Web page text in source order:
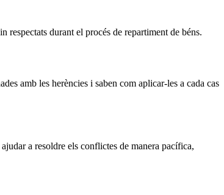
respectats durant el procés de repartiment de béns.
amb les herències i saben com aplicar-les a cada cas
a resoldre els conflictes de manera pacífica,